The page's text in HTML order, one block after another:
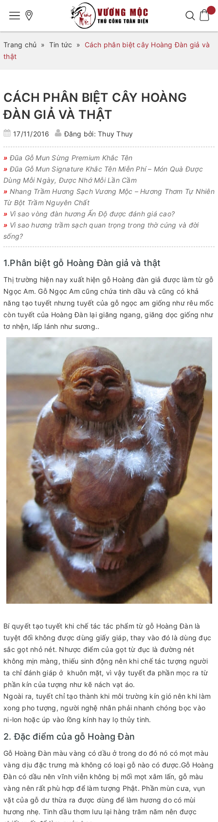
Trang chủ » Tin tức »
Cách phân biệt cây Hoàng Đàn giả và
thật
CÁCH PHÂN BIỆT CÂY HOÀNG
ĐÀN GIẢ VÀ THẬT
17/11/2016 Đăng bởi: Thuy Thuy
» Đũa Gỗ Mun Sừng Premium Khắc Tên
» Đũa Gỗ Mun Signature Khắc Tên Miễn Phí – Món Quà Được
Dùng Mỗi Ngày, Được Nhớ Mỗi Lần Cầm
» Nhang Trầm Hương Sạch Vương Mộc – Hương Thơm Tự Nhiên
Từ Bột Trầm Nguyên Chất
» Vì sao vòng đàn hương Ấn Độ được đánh giá cao?
» Vì sao hương trầm sạch quan trọng trong thờ cúng và đời
sống?
1.Phân biệt gỗ Hoàng Đàn giả và thật
Thị trường hiện nay xuất hiện gỗ Hoàng đàn giả được làm từ gỗ
Ngọc Am. Gỗ Ngọc Am cũng chứa tinh dầu và cũng có khả
năng tạo tuyết nhưng tuyết của gỗ ngọc am giống như rêu mốc
còn tuyết của Hoàng Đàn lại giăng ngang, giăng dọc giống như
tơ nhện, lấp lánh như sương..
Bí quyết tạo tuyết khi chế tác tác phẩm từ gỗ Hoàng Đàn là
tuyệt đối không được dùng giấy giáp, thay vào đó là dùng đục
sắc gọt nhỏ nét. Nhược điểm của gọt từ đục là đường nét
không mịn màng, thiếu sinh động nên khi chế tác tượng người
ta chỉ đánh giáp ở khuôn mặt, vì vậy tuyết đa phần mọc ra từ
phần kín của tượng như kẽ nách vạt áo.
Ngoài ra, tuyết chỉ tạo thành khi môi trường kín gió nên khi làm
xong pho tượng, người nghệ nhân phải nhanh chóng bọc vào
ni-lon hoặc úp vào lồng kính hay lọ thủy tinh.
2. Đặc điểm của gỗ Hoàng Đàn
Gỗ Hoàng Đàn màu vàng có dầu ở trong do đó nó có mọt màu
vàng dịu đặc trưng mà không có loại gỗ nào có được.Gỗ Hoàng
Đàn có dầu nên vĩnh viễn không bị mối mọt xâm lấn, gỗ màu
vàng nên rất phù hợp để làm tượng Phật. Phần mùn cưa, vụn
vặt của gỗ dư thừa ra được dùng để làm hương do có mùi
hương nhẹ. Tinh dầu thơm lưu lại hàng trăm năm nên được